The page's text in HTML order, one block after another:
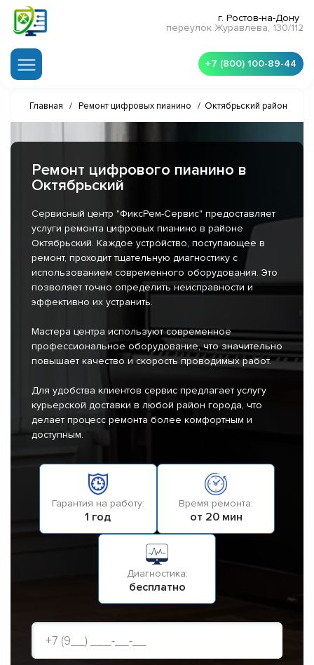
г. Ростов-на-Дону
переулок Журавлёва, 130/112
+7 (800) 100-89-44
Главная / Ремонт цифровых пианино / Октябрьский район
Ремонт цифрового пианино в
Октябрьский
Сервисный центр "ФиксРем-Сервис" предоставляет
услуги ремонта цифровых пианино в районе
Октябрьский. Каждое устройство, поступающее в
ремонт, проходит тщательную диагностику с
использованием современного оборудования. Это
позволяет точно определить неисправности и
эффективно их устранить.
Мастера центра используют современное
профессиональное оборудование, что значительно
повышает качество и скорость проводимых работ.
Для удобства клиентов сервис предлагает услугу
курьерской доставки в любой район города, что
делает процесс ремонта более комфортным и
доступным.
Гарантия на работу:
1 год
Время ремонта:
от 20 мин
Диагностика:
бесплатно